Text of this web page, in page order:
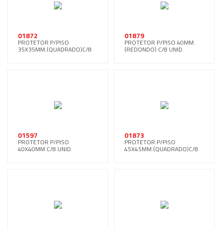
01872
PROTETOR P/PISO
35X35MM.(QUADRADO)C/8
01879
PROTETOR P/PISO 40MM.
(REDONDO) C/8 UNID.
01597
PROTETOR P/PISO
40X40MM.C/8 UNID.
01873
PROTETOR P/PISO
45X45MM.(QUADRADO)C/8